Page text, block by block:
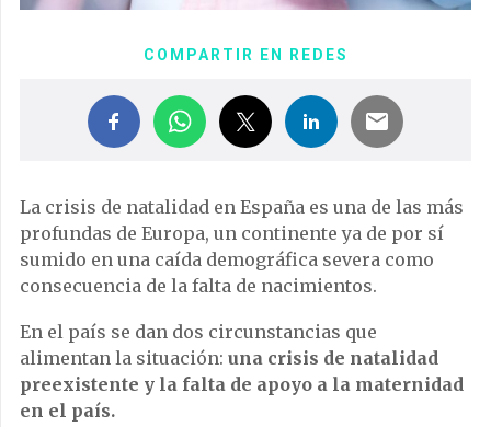
COMPARTIR EN REDES
La crisis de natalidad en España es una de las más
profundas de Europa, un continente ya de por sí
sumido en una caída demográfica severa como
consecuencia de la falta de nacimientos.
En el país se dan dos circunstancias que
alimentan la situación: una crisis de natalidad
preexistente y la falta de apoyo a la maternidad
en el país.